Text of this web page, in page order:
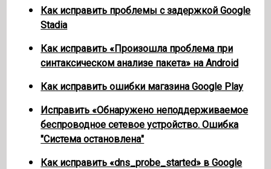
Как исправить проблемы с задержкой Google
Stadia
Как исправить «Произошла проблема при
синтаксическом анализе пакета» на Android
Как исправить ошибки магазина Google Play
Исправить «Обнаружено неподдерживаемое
беспроводное сетевое устройство. Ошибка
"Система остановлена"
Как исправить «dns_probe_started» в Google